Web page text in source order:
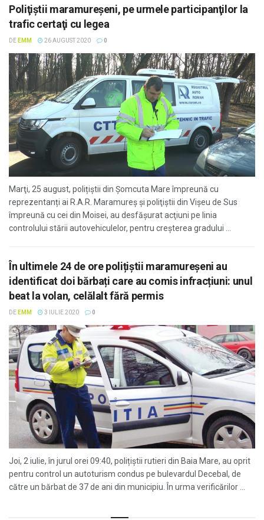
Poliţiştii maramureşeni, pe urmele participanţilor la
trafic certaţi cu legea
DE EMM 26 AUGUST 2020 0
Marţi, 25 august, polițiștii din Șomcuta Mare împreună cu
reprezentanți ai R.A.R. Maramureș şi poliţiştii din Vișeu de Sus
împreună cu cei din Moisei, au desfășurat acţiuni pe linia
controlului stării autovehiculelor, pentru creșterea gradului ...
În ultimele 24 de ore polițiștii maramureșeni au
identificat doi bărbați care au comis infracțiuni: unul
beat la volan, celălalt fără permis
DE EMM 3 IULIE 2020 0
Joi, 2 iulie, în jurul orei 09:40, polițiștii rutieri din Baia Mare, au oprit
pentru control un autoturism condus pe bulevardul Decebal, de
către un bărbat de 37 de ani din municipiu. În urma verificărilor ...